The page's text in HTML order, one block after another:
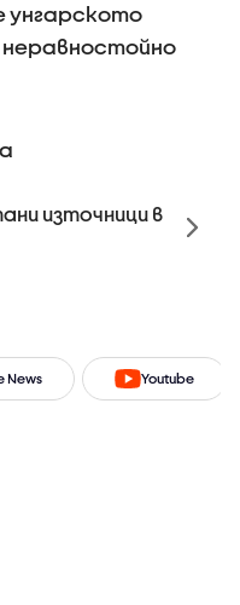
унгарското
неравностойно
източници в
News Youtube